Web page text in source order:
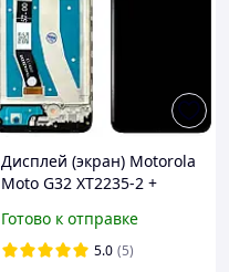
Дисплей (экран) Motorola
Moto G32 XT2235-2 +
Готово к отправке
5.0 (5)